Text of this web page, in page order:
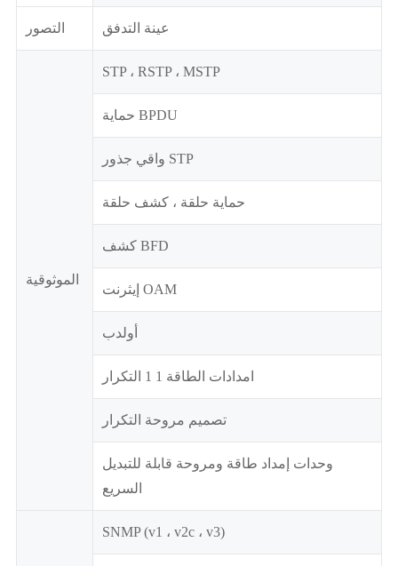
التصور عينة التدفق
الموثوقية
STP ، RSTP ، MSTP
حماية BPDU
واقي جذور STP
حماية حلقة ، كشف حلقة
كشف BFD
إيثرنت OAM
أولدب
امدادات الطاقة 1 1 التكرار
تصميم مروحة التكرار
وحدات إمداد طاقة ومروحة قابلة للتبديل
السريع
SNMP (v1 ، v2c ، v3)